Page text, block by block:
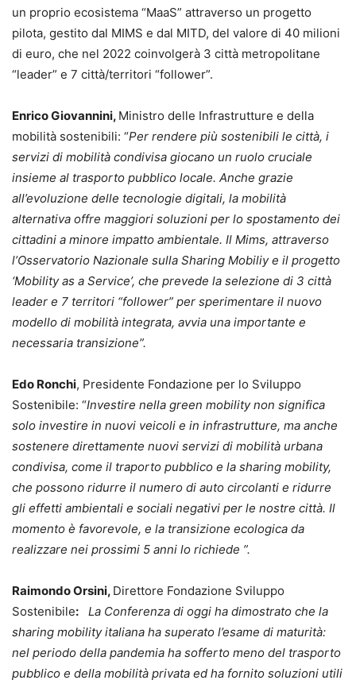
un proprio ecosistema “MaaS” attraverso un progetto
pilota, gestito dal MIMS e dal MITD, del valore di 40 milioni
di euro, che nel 2022 coinvolgerà 3 città metropolitane
“leader” e 7 città/territori “follower”.
Enrico Giovannini, Ministro delle Infrastrutture e della
mobilità sostenibili: “Per rendere più sostenibili le città, i
servizi di mobilità condivisa giocano un ruolo cruciale
insieme al trasporto pubblico locale. Anche grazie
all’evoluzione delle tecnologie digitali, la mobilità
alternativa offre maggiori soluzioni per lo spostamento dei
cittadini a minore impatto ambientale. Il Mims, attraverso
l’Osservatorio Nazionale sulla Sharing Mobiliy e il progetto
‘Mobility as a Service’, che prevede la selezione di 3 città
leader e 7 territori “follower” per sperimentare il nuovo
modello di mobilità integrata, avvia una importante e
necessaria transizione”.​
Edo Ronchi, Presidente Fondazione per lo Sviluppo
Sostenibile: “Investire nella green mobility non significa
solo investire in nuovi veicoli e in infrastrutture, ma anche
sostenere direttamente nuovi servizi di mobilità urbana
condivisa, come il traporto pubblico e la sharing mobility,
che possono ridurre il numero di auto circolanti e ridurre
gli effetti ambientali e sociali negativi per le nostre città. Il
momento è favorevole, e la transizione ecologica da
realizzare nei prossimi 5 anni lo richiede ”.
Raimondo Orsini, Direttore Fondazione Sviluppo
Sostenibile:
La Conferenza di oggi ha dimostrato che la
sharing mobility italiana ha superato l’esame di maturità:
nel periodo della pandemia ha sofferto meno del trasporto
pubblico e della mobilità privata ed ha fornito soluzioni utili